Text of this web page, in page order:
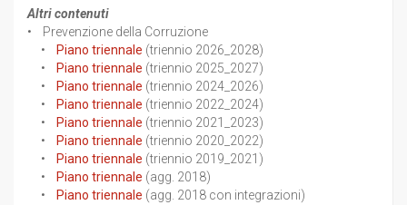
Altri contenuti
• Prevenzione della Corruzione
•
Piano triennale (triennio 2026_2028)
•
Piano triennale (triennio 2025_2027)
•
Piano triennale (triennio 2024_2026)
•
Piano triennale (triennio 2022_2024)
•
Piano triennale (triennio 2021_2023)
•
Piano triennale (triennio 2020_2022)
•
Piano triennale (triennio 2019_2021)
•
Piano triennale (agg. 2018)
•
Piano triennale (agg. 2018 con integrazioni)